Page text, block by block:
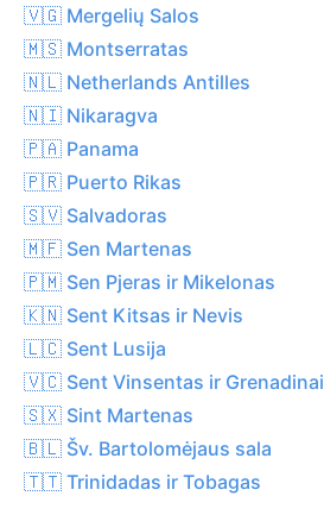
🇻🇬 Mergelių Salos
🇲🇸 Montserratas
🇳🇱 Netherlands Antilles
🇳🇮 Nikaragva
🇵🇦 Panama
🇵🇷 Puerto Rikas
🇸🇻 Salvadoras
🇲🇫 Sen Martenas
🇵🇲 Sen Pjeras ir Mikelonas
🇰🇳 Sent Kitsas ir Nevis
🇱🇨 Sent Lusija
🇻🇨 Sent Vinsentas ir Grenadinai
🇸🇽 Sint Martenas
🇧🇱 Šv. Bartolomėjaus sala
🇹🇹 Trinidadas ir Tobagas